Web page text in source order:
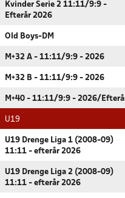
Kvinder Serie 2 11:11/9:9 -
Efterår 2026
Old Boys-DM
M+32 A - 11:11/9:9 - 2026
M+32 B - 11:11/9:9 - 2026
M+40 - 11:11/9:9 - 2026/
U19
U19 Drenge Liga 1 (2008-09)
11:11 - efterår 2026
U19 Drenge Liga 2 (2008-09)
11:11 - efterår 2026